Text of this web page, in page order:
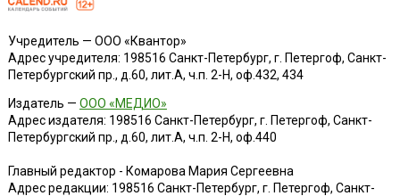
Учредитель — ООО «Квантор»
Адрес учредителя: 198516 Санкт-Петербург, г. Петергоф, Санкт-
Петербургский пр., д.60, лит.А, ч.п. 2-Н, оф.432, 434
Издатель — ООО «МЕДИО»
Адрес издателя: 198516 Санкт-Петербург, г. Петергоф, Санкт-
Петербургский пр., д.60, лит.А, ч.п. 2-Н, оф.440
Главный редактор - Комарова Мария Сергеевна
Адрес редакции: 198516 Санкт-Петербург, г. Петергоф, Санкт-